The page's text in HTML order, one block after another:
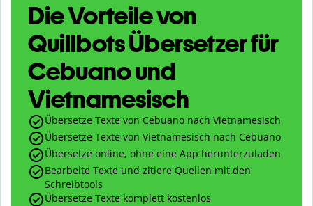
Die Vorteile von
Quillbots Übersetzer für
Cebuano und
Vietnamesisch
Übersetze Texte von Cebuano nach Vietnamesisch
Übersetze Texte von Vietnamesisch nach Cebuano
Übersetze online, ohne eine App herunterzuladen
Bearbeite Texte und zitiere Quellen mit den
Schreibtools
Übersetze Texte komplett kostenlos